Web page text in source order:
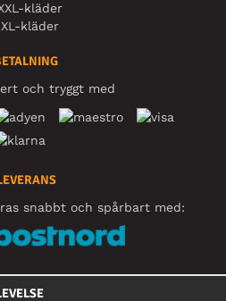
kläder
kläder
och tryggt med
snabbt och spårbart med:
MEDIER